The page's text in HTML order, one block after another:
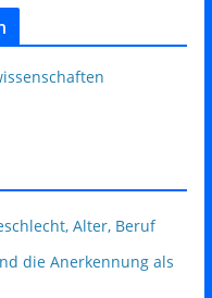
Alter, Beruf
die Anerkennung als